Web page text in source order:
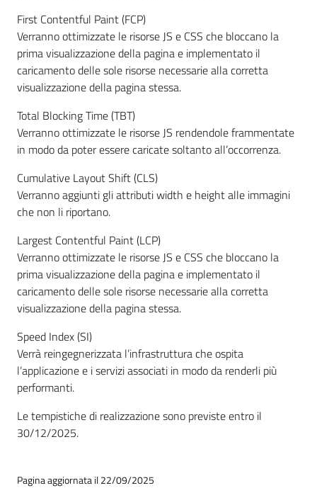
First Contentful Paint (FCP)
Verranno ottimizzate le risorse JS e CSS che bloccano la
prima visualizzazione della pagina e implementato il
caricamento delle sole risorse necessarie alla corretta
visualizzazione della pagina stessa.
Total Blocking Time (TBT)
Verranno ottimizzate le risorse JS rendendole frammentate
in modo da poter essere caricate soltanto all’occorrenza.
Cumulative Layout Shift (CLS)
Verranno aggiunti gli attributi width e height alle immagini
che non li riportano.
Largest Contentful Paint (LCP)
Verranno ottimizzate le risorse JS e CSS che bloccano la
prima visualizzazione della pagina e implementato il
caricamento delle sole risorse necessarie alla corretta
visualizzazione della pagina stessa.
Speed Index (SI)
Verrà reingegnerizzata l’infrastruttura che ospita
l’applicazione e i servizi associati in modo da renderli più
performanti.
Le tempistiche di realizzazione sono previste entro il
30/12/2025.
Pagina aggiornata il 22/09/2025